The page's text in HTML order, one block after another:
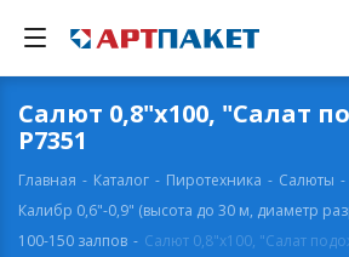
Салют 0,8"х100, "Салат
Р7351
Главная - Каталог - Пиротехника - Салюты -
Калибр 0,6"-0,9" (высота до 30 м, диаметр
100-150 залпов - Салют 0,8"х100, "Салат